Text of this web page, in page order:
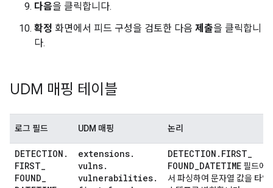
다음을 클릭합니다.
확정 화면에서 피드 구성을 검토한 다음 제출을 클릭합니
다.
UDM 매핑 테이블
로그 필드 UDM 매핑 논리
DETECTION .
FIRST_
FOUND_
extensions.
vulns.
vulnerabilities.
DETECTION . FIRST_
FOUND_DATETIME 필드에
서 파싱하여 문자열 값을 타임